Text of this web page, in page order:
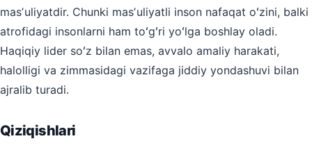
masʼuliyatdir. Chunki masʼuliyatli inson nafaqat oʻzini, balki
atrofidagi insonlarni ham toʻgʻri yoʻlga boshlay oladi.
Haqiqiy lider soʻz bilan emas, avvalo amaliy harakati,
halolligi va zimmasidagi vazifaga jiddiy yondashuvi bilan
ajralib turadi.
Qiziqishlari